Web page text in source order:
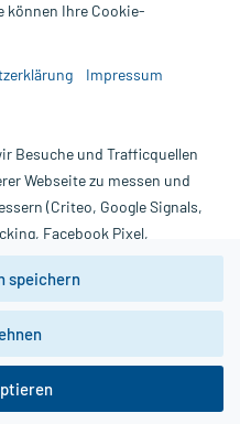
Versandkosten
ausschließlich für
durch einen Arzt. Bitte
| Diese Webseite benutzt
die wichtigen Hinweise in
Widerruf einer Bestellung
Bewertungen
- Alle Rechte vorbehalten
können Ihre Cookie-
Impressum
Besuche und Trafficquellen
Webseite zu messen und
(Criteo, Google Signals,
Facebook Pixel,
die
Anforderungen gem. EU-
in Drittstaaten bzw.
kann nicht geprüft und
speichern